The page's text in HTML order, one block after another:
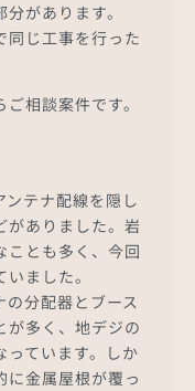
があります。
じ工事を行った
相談案件です。
テナ配線を隠し
がありました。岩
ことも多く、今回
ました。
分配器とブース
が多く、地デジの
っています。しか
に金属屋根が覆っ